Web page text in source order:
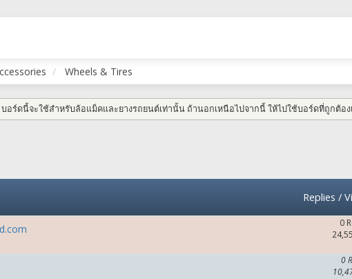
Wheels & Tires
ร์ดนี้จะใช้สำหรับล้อแม็คและยางรถยนต์เท่านั้น ถ้านอกเหนือไปจากนี้ ให้ไปใช้บอร์ดที่ถูกต้อ
Replies /
0
0